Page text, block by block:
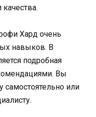
Хард очень
навыков. В
подробная
Вы
самостоятельно или